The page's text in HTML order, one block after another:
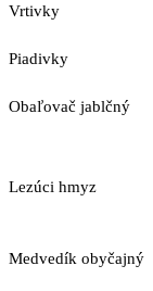
Vrtivky
Piadivky
Obaľovač jablčný
Lezúci hmyz
Medvedík obyčajný